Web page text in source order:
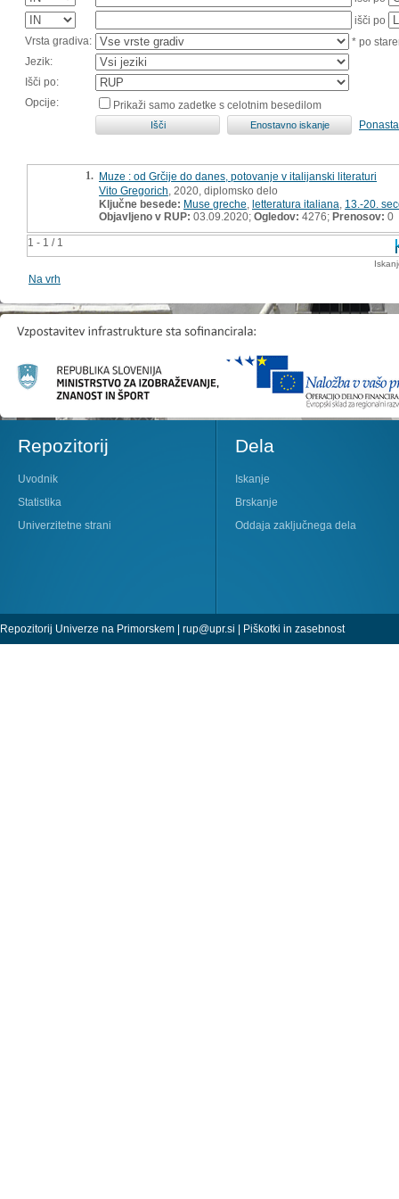
išči po
Vrsta gradiva:
* po
Jezik:
Išči po:
Opcije:
Prikaži samo zadetke s celotnim besedilom
1 - 1 / 1
1. Muze : od Grčije do danes, potovanje v italijanski literaturi
Vito Gregorich , 2020, diplomsko delo
Ključne besede: Muse greche letteratura italiana 13.-20.
Objavljeno v RUP: 03.09.2020; Ogledov: 4276; Prenosov: 0
Na vrh
Repozitorij
Uvodnik
Statistika
Univerzitetne strani
Dela
Iskanje
Brskanje
Oddaja zaključnega dela
Repozitorij Univerze na Primorskem | rup@upr.si | Piškotki in zasebnost